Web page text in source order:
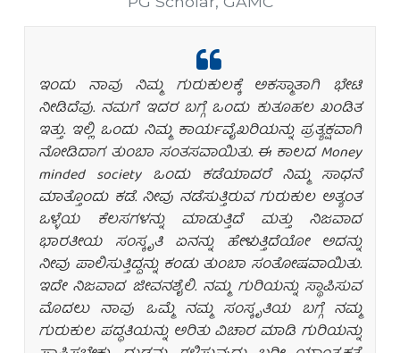
ಇಂದು ನಾವು ನಿಮ್ಮ ಗುರುಕುಲಕ್ಕೆ ಅಕಸ್ಮಾತಾಗಿ ಭೇಟಿ
ನೀಡಿದೆವು. ನಮಗೆ ಇದರ ಬಗ್ಗೆ ಒಂದು ಕುತೂಹಲ ಖಂಡಿತ
ಇತ್ತು. ಇಲ್ಲಿ ಒಂದು ನಿಮ್ಮ ಕಾರ್ಯವೈಖರಿಯನ್ನು ಪ್ರತ್ಯಕ್ಷವಾಗಿ
ನೋಡಿದಾಗ ತುಂಬಾ ಸಂತಸವಾಯಿತು. ಈ ಕಾಲದ Money
minded society ಒಂದು ಕಡೆಯಾದರೆ ನಿಮ್ಮ ಸಾಧನೆ
ಮಾತ್ತೊಂದು ಕಡೆ. ನೀವು ನಡೆಸುತ್ತಿರುವ ಗುರುಕುಲ ಅತ್ಯಂತ
ಒಳ್ಳೆಯ ಕೆಲಸಗಳನ್ನು ಮಾಡುತ್ತಿದೆ ಮತ್ತು ನಿಜವಾದ
ಭಾರತೀಯ ಸಂಸ್ಕೃತಿ ಏನನ್ನು ಹೇಳುತ್ತಿದೆಯೋ ಅದನ್ನು
ನೀವು ಪಾಲಿಸುತ್ತಿದ್ದನ್ನು ಕಂಡು ತುಂಬಾ ಸಂತೋಷವಾಯಿತು.
ಇದೇ ನಿಜವಾದ ಜೀವನಶೈಲಿ. ನಮ್ಮ ಗುರಿಯನ್ನು ಸ್ಥಾಪಿಸುವ
ಮೊದಲು ನಾವು ಒಮ್ಮೆ ನಮ್ಮ ಸಂಸ್ಕೃತಿಯ ಬಗ್ಗೆ ನಮ್ಮ